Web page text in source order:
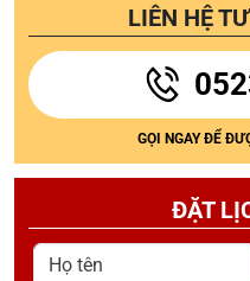
LIÊN HỆ
GỌI NGAY ĐỂ
ĐẶT
Họ tên